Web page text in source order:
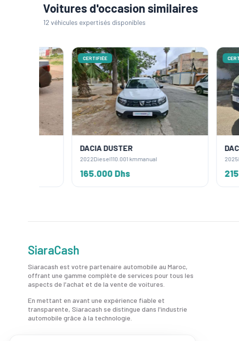
Voitures d'occasion similaires
12 véhicules expertisés disponibles
CERTIFIÉE
DACIA DUSTER
Diesel110.001 kmmanual
165.000 Dhs
CERTIFIÉE
DACIA
Diesel
215.000
SiaraCash
Siaracash est votre partenaire automobile au Maroc,
offrant une gamme complète de services pour tous les
aspects de l'achat et de la vente de voitures.
En mettant en avant une expérience fiable et
transparente, Siaracash se distingue dans l'industrie
automobile grâce à la technologie.